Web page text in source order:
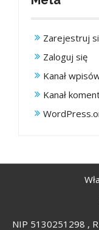
Zarejestruj
Zaloguj się
Kanał
Kanał
NIP 5130251298 ,